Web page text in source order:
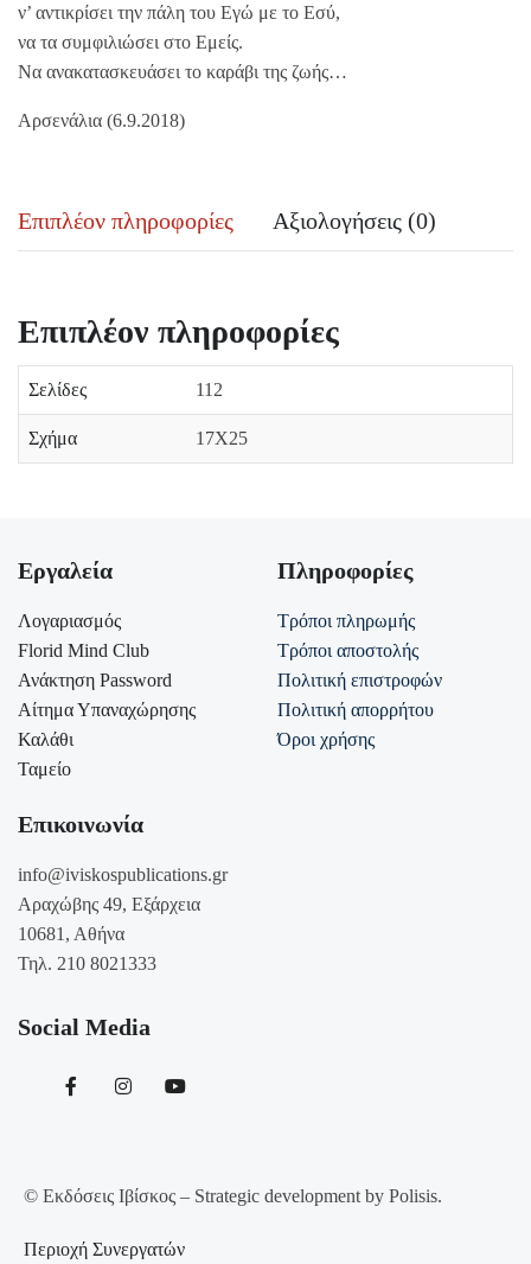
ν’ αντικρίσει την πάλη του Εγώ με το Εσύ,
να τα συμφιλιώσει στο Εμείς.
Να ανακατασκευάσει το καράβι της ζωής…
Αρσενάλια (6.9.2018)
Επιπλέον πληροφορίες Αξιολογήσεις (0)
Επιπλέον πληροφορίες
Σελίδες 112
Σχήμα 17Χ25
Εργαλεία
Λογαριασμός
Florid Mind Club
Ανάκτηση Password
Αίτημα Υπαναχώρησης
Καλάθι
Ταμείο
Πληροφορίες
Τρόποι πληρωμής
Τρόποι αποστολής
Πολιτική επιστροφών
Πολιτική απορρήτου
Όροι χρήσης
Επικοινωνία
info@iviskospublications.gr
Αραχώβης 49, Εξάρχεια
10681, Αθήνα
Τηλ. 210 8021333
Social Media
© Εκδόσεις Ιβίσκος – Strategic development by Polisis.
Περιοχή Συνεργατών